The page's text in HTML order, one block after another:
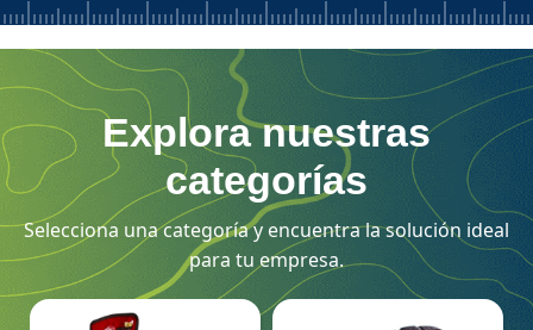
Explora nuestras
categorías
Selecciona una categoría y encuentra la solución ideal
para tu empresa.